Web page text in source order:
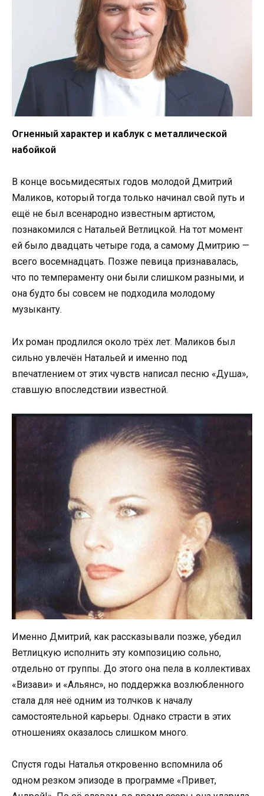
Огненный характер и каблук с металлической
набойкой
В конце восьмидесятых годов молодой Дмитрий
Маликов, который тогда только начинал свой путь и
ещё не был всенародно известным артистом,
познакомился с Натальей Ветлицкой. На тот момент
ей было двадцать четыре года, а самому Дмитрию —
всего восемнадцать. Позже певица признавалась,
что по темпераменту они были слишком разными, и
она будто бы совсем не подходила молодому
музыканту.
Их роман продлился около трёх лет. Маликов был
сильно увлечён Натальей и именно под
впечатлением от этих чувств написал песню «Душа»,
ставшую впоследствии известной.
Именно Дмитрий, как рассказывали позже, убедил
Ветлицкую исполнить эту композицию сольно,
отдельно от группы. До этого она пела в коллективах
«Визави» и «Альянс», но поддержка возлюбленного
стала для неё одним из толчков к началу
самостоятельной карьеры. Однако страсти в этих
отношениях оказалось слишком много.
Спустя годы Наталья откровенно вспомнила об
одном резком эпизоде в программе «Привет,